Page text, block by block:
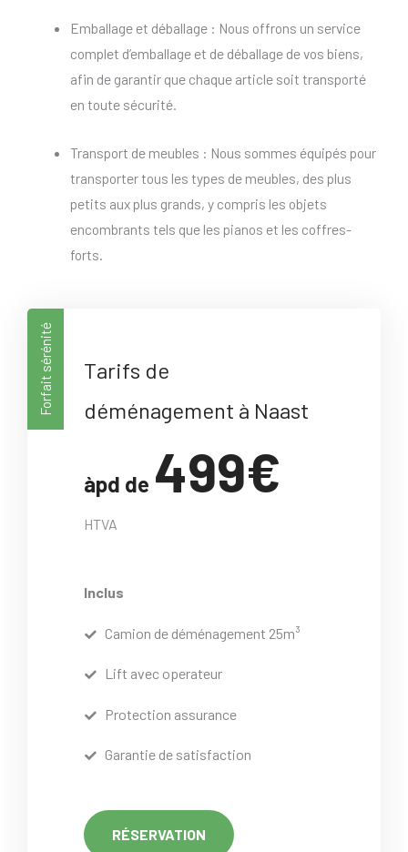
Emballage et déballage : Nous offrons un service
complet d’emballage et de déballage de vos biens,
afin de garantir que chaque article soit transporté
en toute sécurité.
Transport de meubles : Nous sommes équipés pour
transporter tous les types de meubles, des plus
petits aux plus grands, y compris les objets
encombrants tels que les pianos et les coffres-
forts.
Forfait sérénité
Tarifs de
déménagement à Naast
àpd de 499€
HTVA
Inclus
Camion de déménagement 25m³
Lift avec operateur
Protection assurance
Garantie de satisfaction
RÉSERVATION